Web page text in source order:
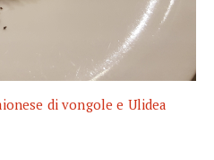
di vongole e Ulidea